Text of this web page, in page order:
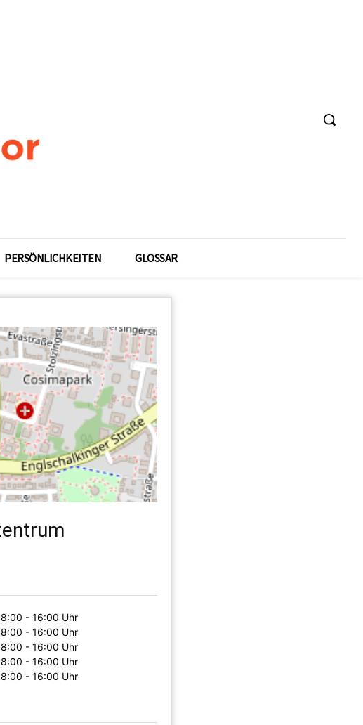
PERSÖNLICHKEITEN GLOSSAR
- 16:00 Uhr
- 16:00 Uhr
- 16:00 Uhr
- 16:00 Uhr
- 16:00 Uhr